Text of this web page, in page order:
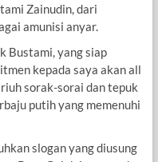
Zainudin, dari
amunisi anyar.
Bustami, yang siap
kepada saya akan all
sorak-sorai dan tepuk
putih yang memenuhi
slogan yang diusung